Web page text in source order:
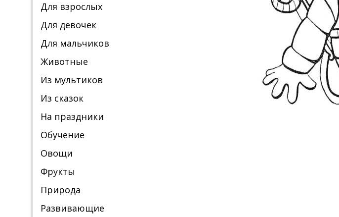
Для взрослых
Для девочек
Для мальчиков
Животные
Из мультиков
Из сказок
На праздники
Обучение
Овощи
Фрукты
Природа
Развивающие